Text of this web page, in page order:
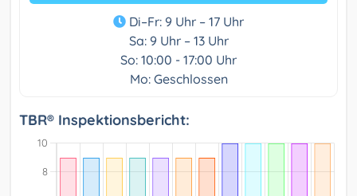
Di–Fr: 9 Uhr – 17 Uhr
Sa: 9 Uhr – 13 Uhr
So: 10:00 - 17:00 Uhr
Mo: Geschlossen
TBR® Inspektionsbericht: